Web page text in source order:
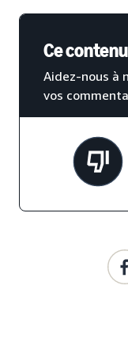
Ce
Aidez-nous à
vos